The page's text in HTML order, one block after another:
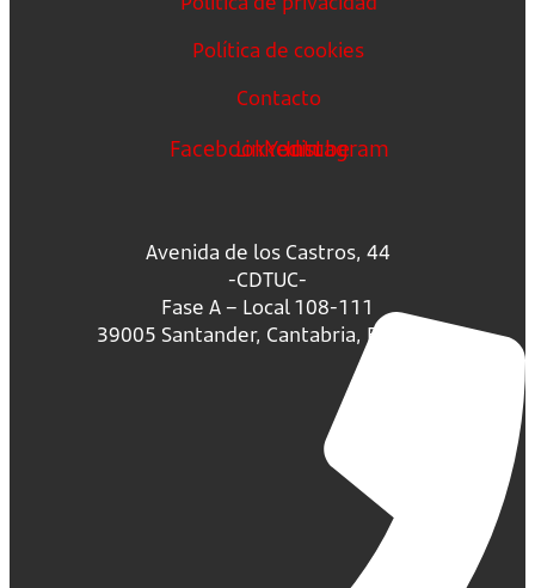
Política de cookies
Contacto
FacebookLinkedin
Youtube
Instagram
Avenida de los Castros, 44
-CDTUC-
Fase A – Local 108-111
39005 Santander, Cantabria, España.